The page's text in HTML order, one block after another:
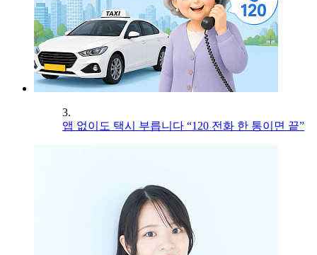
3.
앱 없이도 택시 부릅니다 “120 전화 한 통이면 끝”